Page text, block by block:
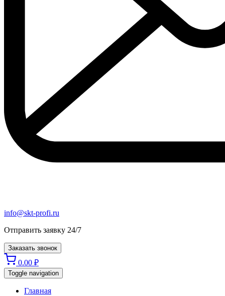
info@skt-profi.ru
Отправить заявку 24/7
Заказать звонок
0.00 ₽
Toggle navigation
Главная